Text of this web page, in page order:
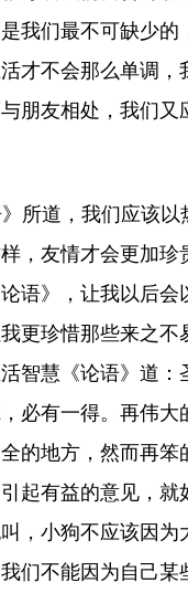
我们最不可缺少的
才不会那么单调，
朋友相处，我们又
所道，我们应该以
，友情才会更加珍
语》，让我以后会
更珍惜那些来之不
活智慧《论语》道
必有一得。再伟大
的地方，然而再笨
起有益的意见，就
，小狗不应该因为
们不能因为自己某